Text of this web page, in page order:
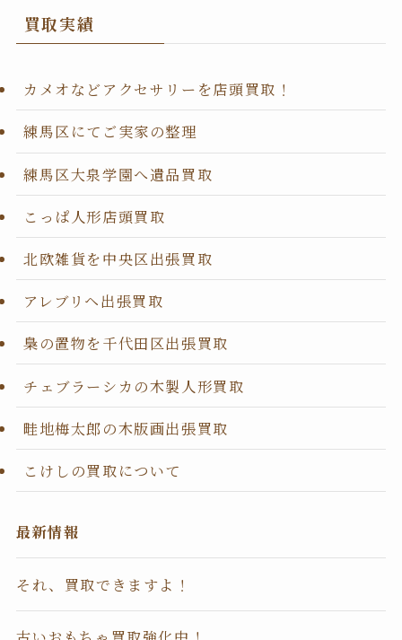
買取実績
カメオなどアクセサリーを店頭買取！
練馬区にてご実家の整理
練馬区大泉学園へ遺品買取
こっぱ人形店頭買取
北欧雑貨を中央区出張買取
アレブリヘ出張買取
梟の置物を千代田区出張買取
チェブラーシカの木製人形買取
畦地梅太郎の木版画出張買取
こけしの買取について
最新情報
それ、買取できますよ！